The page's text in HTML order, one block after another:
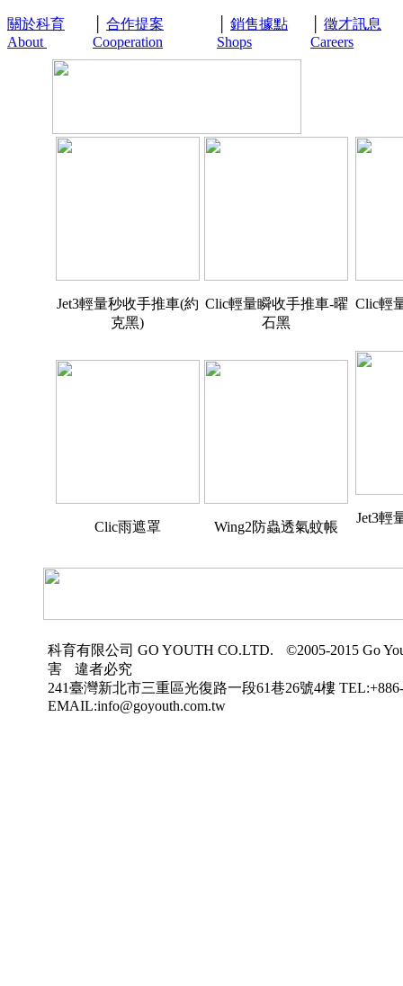
關於科育
About
合作提案
Cooperation
銷售據點
Shops
徵才訊息
Careers
Jet3輕量秒收手推車(約
克黑)
Clic輕量瞬收手推車-曜
石黑
Clic輕
Clic雨遮罩 Wing2防蟲透氣蚊帳
Jet3輕
科育有限公司 GO YOUTH CO.LTD.
©2005-2015 Go
害
違者必究
241臺灣新北市三重區光復路一段61巷26號4樓
EMAIL:info@goyouth.com.tw